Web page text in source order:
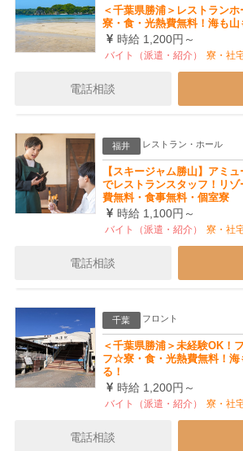
＜千葉県勝浦＞レストラン
寮・食・光熱費無料！海も山
時給 1,200円～
バイト（派遣・紹介） 寮・社
電話相談
福井 レストラン・ホール
【スキージャム勝山】アミ
でレストランスタッフ！リゾ
費無料・食事無料・個室寮
時給 1,100円～
バイト（派遣・紹介） 寮・社
電話相談
千葉 フロント
＜千葉県勝浦＞未経験OK！
フ☆寮・食・光熱費無料！海
る！
時給 1,200円～
バイト（派遣・紹介） 寮・社
電話相談